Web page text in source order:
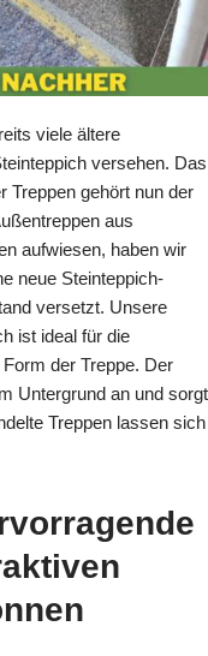
viele ältere
versehen. Das
Treppen gehört nun der
aus
aufwiesen, haben wir
neue Steinteppich-
versetzt. Unsere
ist ideal für die
der Treppe. Der
Untergrund an und sorgt
Treppen lassen sich